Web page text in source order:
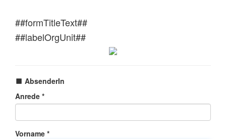
##formTitleText##
##labelOrgUnit##
AbsenderIn
Anrede *
Vorname *